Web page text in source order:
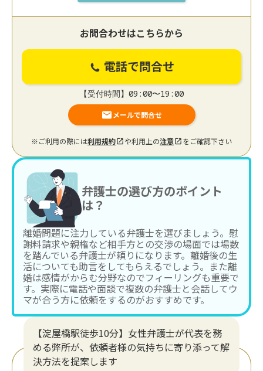
お問合わせはこちらから
電話で問合せ
【受付時間】09:00〜19:00
メールで問合せ
※ご利用の際には利用規約 や利用上の注意 をご確認下さい
弁護士の選び方のポイント
は？
離婚問題に注力している弁護士を選びましょう。慰
謝料請求や親権など相手方との交渉の場面では場数
を踏んでいる弁護士が頼りになります。離婚後の生
活についても助言をしてもらえるでしょう。また離
婚は感情がからむ分野なのでフィーリングも重要で
す。実際に電話や面談で複数の弁護士と会話してウ
マが合う方に依頼をするのがおすすめです。
【淀屋橋駅徒歩10分】女性弁護士が代表を務
める弊所が、依頼者様の気持ちに寄り添って解
決方法を提案します